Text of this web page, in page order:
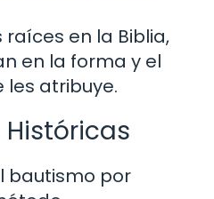
en la Biblia,
en la forma y el
les atribuye.
bautismo por